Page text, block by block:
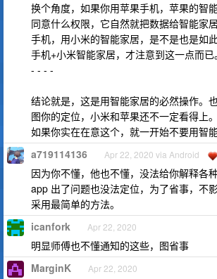
换个角度，如果你用苹果手机，苹果的智
同意什么权限，它自然就把数据给智能家
手机，用小米的智能家居，是不是也是如
手机+小米智能家居，才注意到这一点而已。
- - - -
结论就是，这是用智能家居的必然操作。
图你的定位，小米和苹果还不一定看得上
如果你实在在意这个，就一开始不要用智能
a719114136 Apr 22, 2020 via Android
因为你不懂，他也不懂，没法给你解释各
app 出了问题也没法定位，为了省事，不
采用最简单的方法。
icanfork Apr 22, 2020
明显师傅也不懂通知的这些，图省事
MarginK Apr 22, 2020